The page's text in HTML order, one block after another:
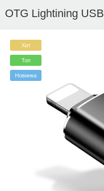
OTG Lightining USB
Хит
Топ
Новинка